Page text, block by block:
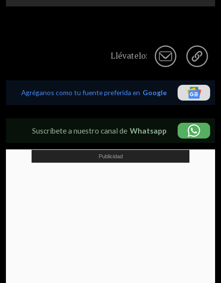
Llévatelo:
Agréganos como tu fuente preferida en Google
Suscríbete a nuestro canal de Whatsapp